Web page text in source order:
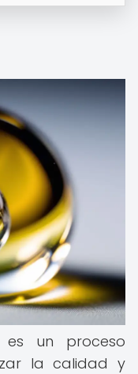
un proceso
la calidad y